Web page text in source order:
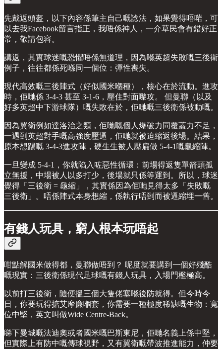
先戴返頭盔，以下內容係筆主自己嘅諗法，如果覺得唔啱，可
以去我Facebook留言指正，我唔係神人，一介草民會有錯好正
常，敬請包容。
講返，其實球迷嘅恐懼唔係無道理，因為喺英超失敗嘅三後衛
例子，往往都係死喺同一個位：彈性喪失。
現代高效嘅三後陣式（好似國米嗰種），核心在於流動。進攻
時，佢哋係 3-4-3 甚至 3-1-6，壓住對面嚟攻。 但曼聯（以及
好多英超中下游球隊）嘅失敗在於，佢哋嘅三後衛係被動嘅。
因為翼衛例如達洛治之類，佢哋嘅個人爆破力同覆蓋力不足，
一遇到英超對手嘅高強度壓逼，佢哋就被迫縮返後場。結果，
原本想踢嘅 3-4-3進攻陣，硬生生被人壓扁做 5-4-1嘅龜縮陣。
一旦變成 5-4-1，你就陷入咗惡性循環：前場得返隻單箭頭孤
立無援，中場被人以多打少，後場就只係等運到。所以，球迷
覺得「三後衛 = 龜縮」，其實係因為佢哋見得太多「失敗嘅
三後衛」。唔係陣式本身想縮，係執行唔到而被逼縮埋一舊。
有錢人玩具，窮人根本玩唔起
咁點解國米做得都，曼聯做唔到？ 呢度就要講到一個好殘酷
嘅現實：三後衛係現代足球嘅有錢人玩具，入場門檻極高。
以前打三後衛，隨便搵三個大隻佬塞喺後防就得。但今時今
日，你要玩得掂艾摩廉嗰套，你需要一種極度稀缺嘅生物：寬
位中堅，英文叫做Wide Centre-Back。
睇下曼城嘅法迪奧或者國米嘅巴斯東尼，佢哋名義上係中堅，
但實際上有防中嘅傳球視野，又有翼衛嘅帶波推進能力，仲要